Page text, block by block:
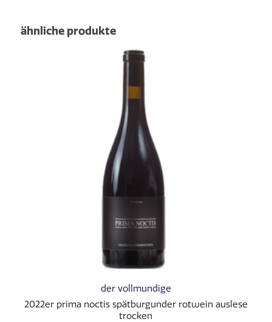
ähnliche produkte
der vollmundige
2022er prima noctis spätburgunder rotwein auslese
trocken